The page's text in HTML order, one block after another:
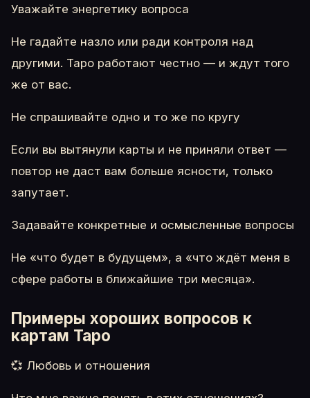
Уважайте энергетику вопроса
Не гадайте назло или ради контроля над
другими. Таро работают честно — и ждут того
же от вас.
Не спрашивайте одно и то же по кругу
Если вы вытянули карты и не приняли ответ —
повтор не даст вам больше ясности, только
запутает.
Задавайте конкретные и осмысленные вопросы
Не «что будет в будущем», а «что ждёт меня в
сфере работы в ближайшие три месяца».
Примеры хороших вопросов к
картам Таро
💞 Любовь и отношения